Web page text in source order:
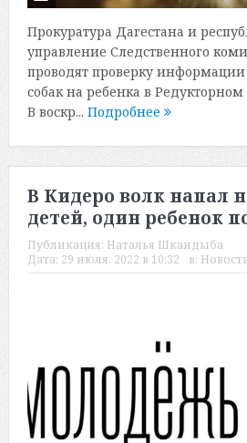
Прокуратура Дагестана и
управление Следственного
проводят проверку
собак на ребенка в
В воскр... Подробнее
В Кидеро волк напал
детей, один ребенок
Публикация: Наталья Шкандыба
Дата: 29 июля, 2022 в 10:32 в: